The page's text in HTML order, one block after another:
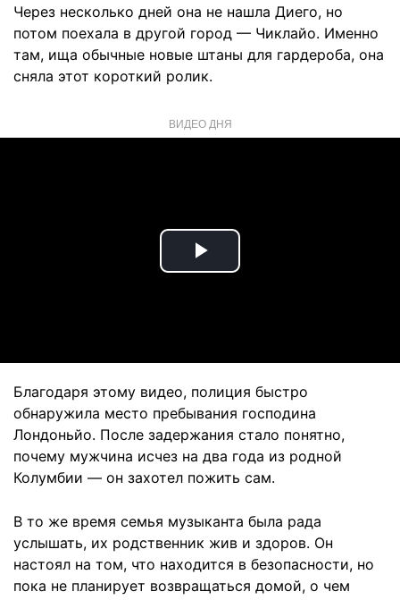
Через несколько дней она не нашла Диего, но
потом поехала в другой город — Чиклайо. Именно
там, ища обычные новые штаны для гардероба, она
сняла этот короткий ролик.
ВИДЕО ДНЯ
Play
Благодаря этому видео, полиция быстро
обнаружила место пребывания господина
Лондоньйо. После задержания стало понятно,
почему мужчина исчез на два года из родной
Колумбии — он захотел пожить сам.
В то же время семья музыканта была рада
услышать, их родственник жив и здоров. Он
настоял на том, что находится в безопасности, но
пока не планирует возвращаться домой, о чем